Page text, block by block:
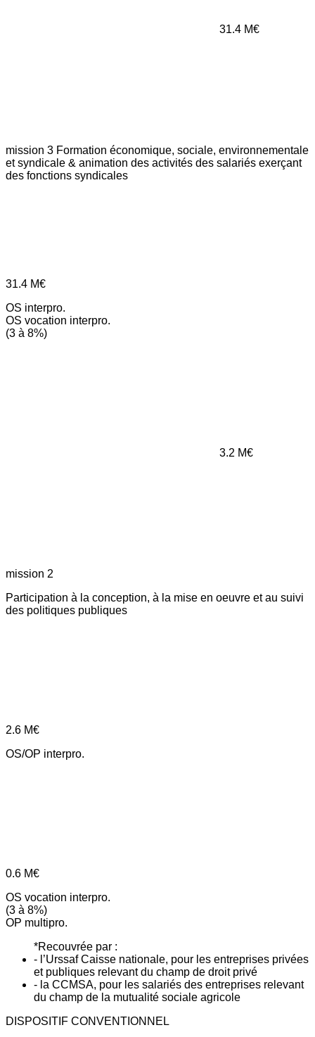
31.4 M€
mission 3 Formation économique, sociale, environnementale
et syndicale & animation des activités des salariés exerçant
des fonctions syndicales
31.4 M€
OS interpro.
OS vocation interpro.
(3 à 8%)
3.2 M€
mission 2
Participation à la conception, à la mise en oeuvre et au suivi
des politiques publiques
2.6 M€
OS/OP interpro.
0.6 M€
OS vocation interpro.
(3 à 8%)
OP multipro.
*Recouvrée par :
- l’Urssaf Caisse nationale, pour les entreprises privées
et publiques relevant du champ de droit privé
- la CCMSA, pour les salariés des entreprises relevant
du champ de la mutualité sociale agricole
DISPOSITIF CONVENTIONNEL